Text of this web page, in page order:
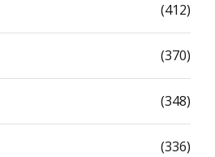
(412)
(370)
(348)
(336)